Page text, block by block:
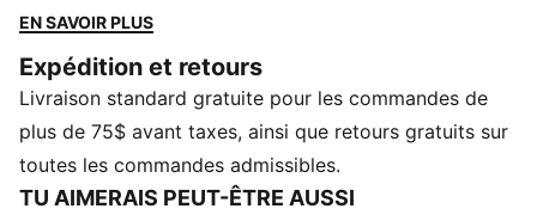
Gabby » des vêtements du quotidien, avec des
touche artisanale. Idéal pour les amoureux des chats,
ce chandail à capuchon arbore des motifs
représentant les personnages et des détails pailletés.
CARACTÉRISTIQUES ET AVANTAGES
Fabriqué avec au moins 50 % de matériaux recyclés.
EN SAVOIR PLUS
Expédition et retours
Livraison standard gratuite pour les commandes de
plus de 75$ avant taxes, ainsi que retours gratuits sur
toutes les commandes admissibles.
TU AIMERAIS PEUT-ÊTRE AUSSI